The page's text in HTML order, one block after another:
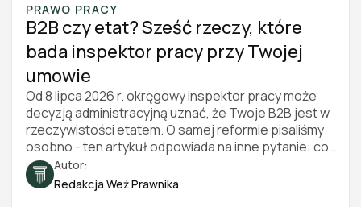
PRAWO PRACY
B2B czy etat? Sześć rzeczy, które
bada inspektor pracy przy Twojej
umowie
Od 8 lipca 2026 r. okręgowy inspektor pracy może
decyzją administracyjną uznać, że Twoje B2B jest w
rzeczywistości etatem. O samej reformie pisaliśmy
osobno - ten artykuł odpowiada na inne pytanie: co
konkretnie inspektor sprawdza i po czym poznać, że
współpraca wygląda jak stosunek pracy. Sześć
obszarów, konkretne czerwone i zielone flagi oraz
Autor:
Redakcja Weź Prawnika